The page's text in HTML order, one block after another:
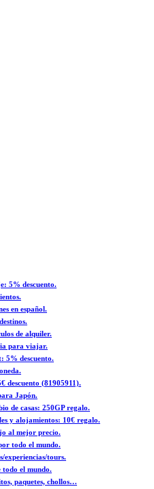
5% descuento.
en español.
de alquiler.
para viajar.
5% descuento.
descuento (81905911).
Japón.
de casas: 250GP regalo.
y alojamientos: 10€ regalo.
al mejor precio.
todo el mundo.
experiencias/tours.
todo el mundo.
paquetes, chollos…